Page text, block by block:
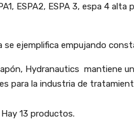
ESPA2, ESPA 3, espa 4
ejemplifica empujando
Hydranautics mantiene
para la industria de
Hay 13 productos.